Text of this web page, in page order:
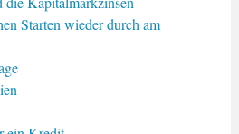
Starten wieder durch am